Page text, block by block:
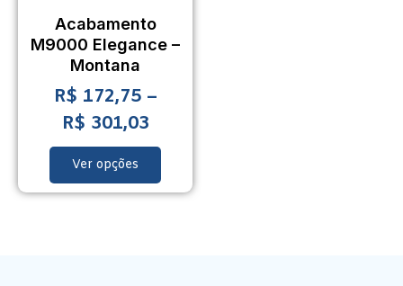
Acabamento
M9000 Elegance –
Montana
R$ 172,75–
R$ 301,03
Ver opções